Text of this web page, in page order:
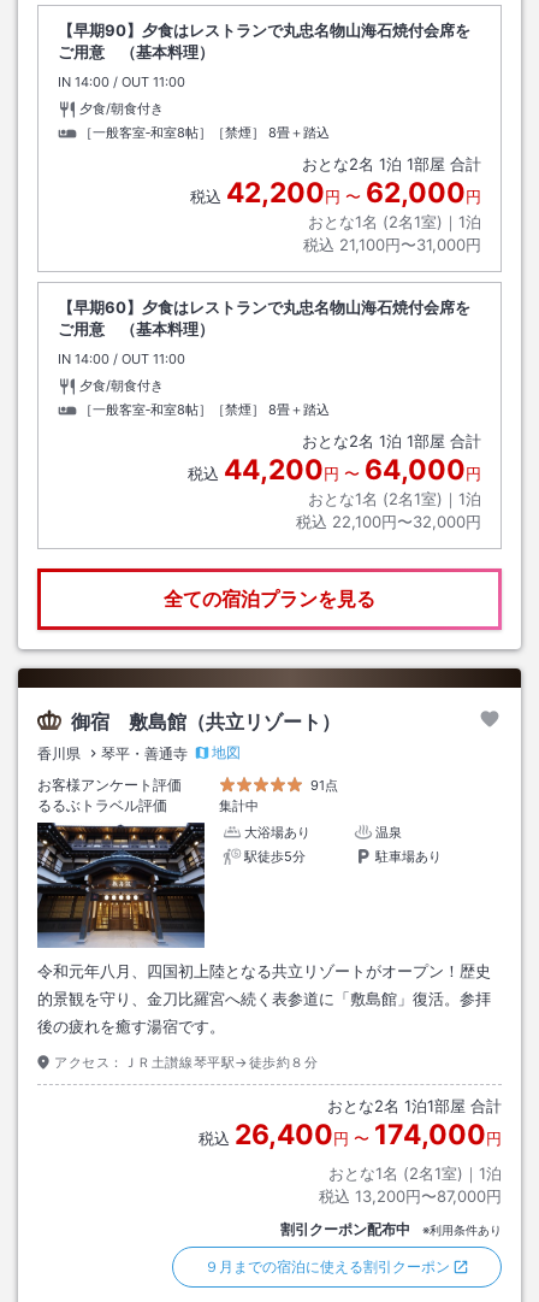
【早期90】夕食はレストランで丸忠名物山海石焼付会席を
ご用意 （基本料理）
IN チェックイン
14:00 / OUT チェックアウト
11:00
夕食/朝食付き
［一般客室‐和室8帖］［禁煙］
8畳＋踏込
おとな2名 1泊 1部屋 合計
税込 42,200円 〜 62,000円
おとな1名 (2名1室)｜ 1泊
税込 21,100円〜31,000円
【早期60】夕食はレストランで丸忠名物山海石焼付会席を
ご用意 （基本料理）
IN チェックイン
14:00 / OUT チェックアウト
11:00
夕食/朝食付き
［一般客室‐和室8帖］［禁煙］
8畳＋踏込
おとな2名 1泊 1部屋 合計
税込 44,200円 〜 64,000円
おとな1名 (2名1室)｜ 1泊
税込 22,100円〜32,000円
全ての宿泊プランを見る
御宿 敷島館（共立リゾート）
香川県 琴平・善通寺
地図
お客様アンケート評価
91点
るるぶトラベル評価
集計中
大浴場あり
温泉
駅徒歩5分
駐車場あり
令和元年八月、四国初上陸となる共立リゾートがオープン！歴史
的景観を守り、金刀比羅宮へ続く表参道に「敷島館」復活。参拝
後の疲れを癒す湯宿です。
アクセス： ＪＲ土讃線琴平駅→徒歩約８分
おとな2名 1泊1部屋 合計
税込 26,400円 〜 174,000円
おとな1名 (2名1室)｜ 1泊
税込 13,200円〜87,000円
割引クーポン配布中 ※利用条件あり
９月までの宿泊に使える割引クーポン